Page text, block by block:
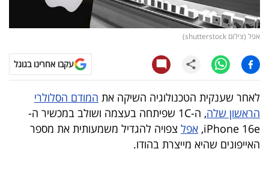
קריפטו
ויראלי
טלוויזיה
עסקי
ספורט
קריירה
אפל (צילום shutterstock)
עקבו אחרינו בגוגל
לאחר שענקית הטכנולוגיה השיקה את המודם הסלולרי
הראשון שלה
, ה-1C שפיתחה בעצמה ושולב במכשיר ה-
iPhone 16e, אפל צפויה להגדיל משמעותית את מספר
האייפונים שהיא מייצרת בהודו.